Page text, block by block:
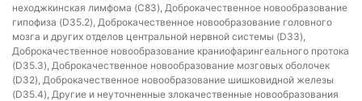
неходжкинская лимфома (C83), Доброкачественное новообразование
гипофиза (D35.2), Доброкачественное новообразование головного
мозга и других отделов центральной нервной системы (D33),
Доброкачественное новообразование краниофарингеального протока
(D35.3), Доброкачественное новообразование мозговых оболочек
(D32), Доброкачественное новообразование шишковидной железы
(D35.4), Другие и неуточненные злокачественные новообразования